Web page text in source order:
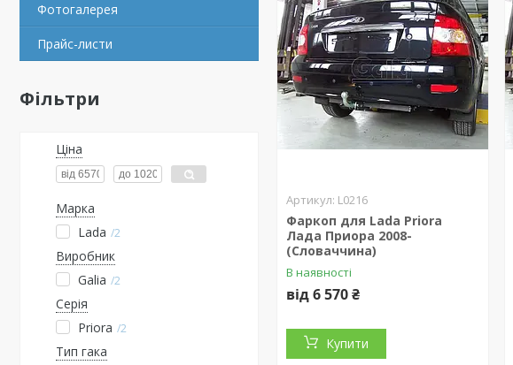
Фотогалерея
Прайс-листи
Фільтри
Ціна
Марка
Lada 2
Виробник
Galia 2
Серія
Priora 2
Тип гака
L0216
Фаркоп для Lada Priora
Лада Приора 2008-
(Словаччина)
В наявності
від 6 570 ₴
Купити